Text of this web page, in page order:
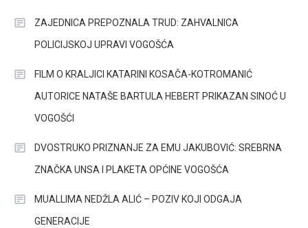
ZAJEDNICA PREPOZNALA TRUD: ZAHVALNICA
POLICIJSKOJ UPRAVI VOGOŠĆA
FILM O KRALJICI KATARINI KOSAČA-KOTROMANIĆ
AUTORICE NATAŠE BARTULA HEBERT PRIKAZAN SINOĆ U
VOGOŠĆI
DVOSTRUKO PRIZNANJE ZA EMU JAKUBOVIĆ: SREBRNA
ZNAČKA UNSA I PLAKETA OPĆINE VOGOŠĆA
MUALLIMA NEDŽLA ALIĆ – POZIV KOJI ODGAJA
GENERACIJE